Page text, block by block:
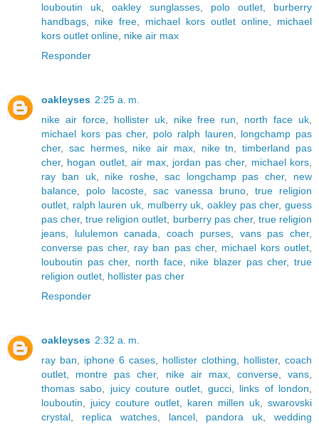
louboutin uk ,oakley sunglasses, polo outlet, burberry
handbags
nike free michael kors outlet online
michael
kors outlet online nike air max
Responder
oakleyses 2:25 a. m.
nike air force, hollister uk, nike free run north face uk
michael kors pas cher, polo ralph lauren
longchamp pas
cher, sac hermes, nike air max, nike tn ,timberland pas
cher, hogan outlet,air max, jordan pas cher, michael kors
ray ban uk, nike roshe sac longchamp pas cher, new
balance
polo lacoste sac vanessa bruno
true religion
outlet
ralph lauren uk mulberry uk ,oakley pas cher,guess
pas cher,true religion outlet burberry pas cher, true religion
jeans
lululemon canada ,coach purses, vans pas cher,
converse pas cher, ray ban pas cher, michael kors outlet
louboutin pas cher, north face, nike blazer pas cher,true
religion outlet hollister pas cher
Responder
oakleyses 2:32 a. m.
ray ban
iphone 6 cases hollister clothing hollister, coach
outlet
montre pas cher, nike air max, converse, vans
thomas sabo
juicy couture outlet, gucci, links of london
louboutin
juicy couture outlet karen millen uk
swarovski
crystal
replica watches, lancel, pandora uk ,wedding